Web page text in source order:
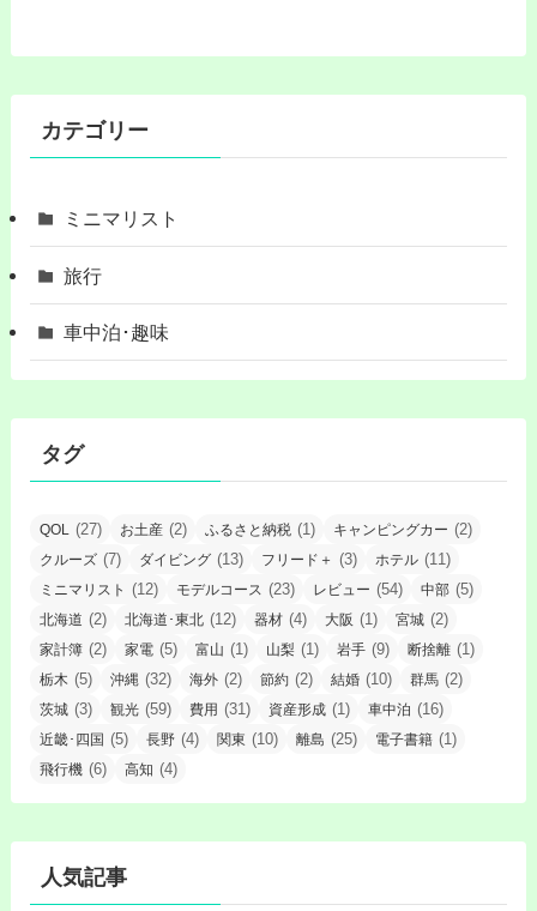
カテゴリー
ミニマリスト
旅行
車中泊･趣味
タグ
QOL (27) お土産 (2) ふるさと納税 (1) キャンピングカー (2)
クルーズ (7) ダイビング (13) フリード＋ (3) ホテル (11)
ミニマリスト (12) モデルコース (23) レビュー (54) 中部 (5)
北海道 (2) 北海道･東北 (12) 器材 (4) 大阪 (1) 宮城 (2)
家計簿 (2) 家電 (5) 富山 (1) 山梨 (1) 岩手 (9) 断捨離 (1)
栃木 (5) 沖縄 (32) 海外 (2) 節約 (2) 結婚 (10) 群馬 (2)
茨城 (3) 観光 (59) 費用 (31) 資産形成 (1) 車中泊 (16)
近畿･四国 (5) 長野 (4) 関東 (10) 離島 (25) 電子書籍 (1)
飛行機 (6) 高知 (4)
人気記事